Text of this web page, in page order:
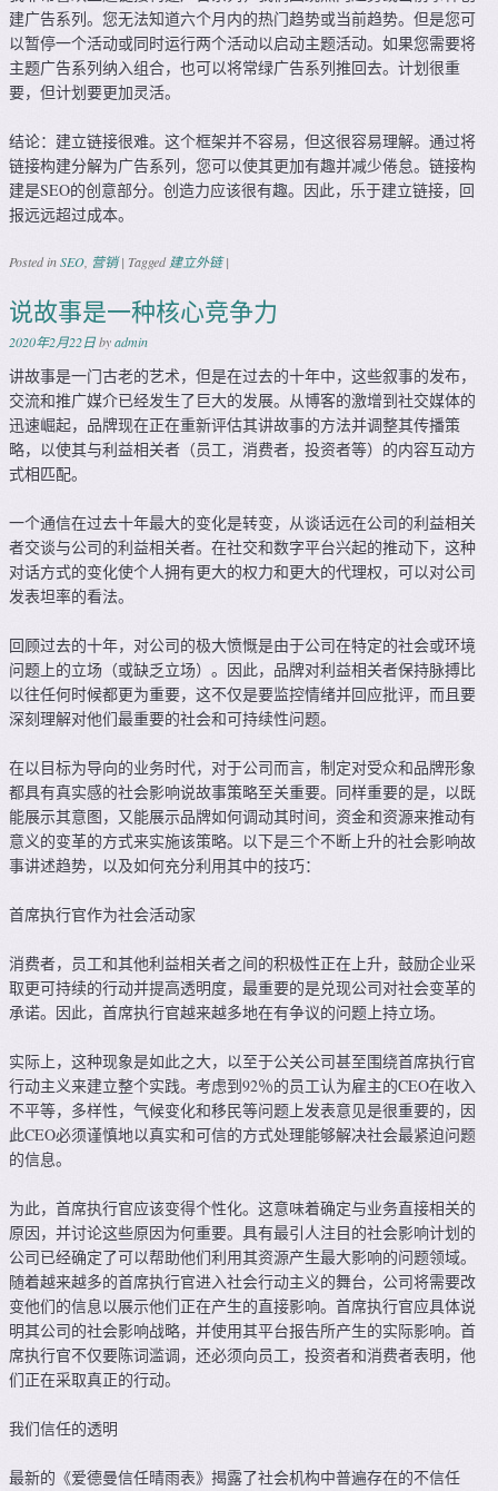
建广告系列。您无法知道六个月内的热门趋势或当前趋势。但是您可
以暂停一个活动或同时运行两个活动以启动主题活动。如果您需要将
主题广告系列纳入组合，也可以将常绿广告系列推回去。计划很重
要，但计划要更加灵活。
结论：建立链接很难。这个框架并不容易，但这很容易理解。通过将
链接构建分解为广告系列，您可以使其更加有趣并减少倦怠。链接构
建是SEO的创意部分。创造力应该很有趣。因此，乐于建立链接，回
报远远超过成本。
Posted inSEO 营销 | Tagged 建立外链 |
说故事是一种核心竞争力
2020年2月22日byadmin
讲故事是一门古老的艺术，但是在过去的十年中，这些叙事的发布，
交流和推广媒介已经发生了巨大的发展。从博客的激增到社交媒体的
迅速崛起，品牌现在正在重新评估其讲故事的方法并调整其传播策
略，以使其与利益相关者（员工，消费者，投资者等）的内容互动方
式相匹配。
一个通信在过去十年最大的变化是转变，从谈话远在公司的利益相关
者交谈与公司的利益相关者。在社交和数字平台兴起的推动下，这种
对话方式的变化使个人拥有更大的权力和更大的代理权，可以对公司
发表坦率的看法。
回顾过去的十年，对公司的极大愤慨是由于公司在特定的社会或环境
问题上的立场（或缺乏立场）。因此，品牌对利益相关者保持脉搏比
以往任何时候都更为重要，这不仅是要监控情绪并回应批评，而且要
深刻理解对他们最重要的社会和可持续性问题。
在以目标为导向的业务时代，对于公司而言，制定对受众和品牌形象
都具有真实感的社会影响说故事策略至关重要。同样重要的是，以既
能展示其意图，又能展示品牌如何调动其时间，资金和资源来推动有
意义的变革的方式来实施该策略。以下是三个不断上升的社会影响故
事讲述趋势，以及如何充分利用其中的技巧：
首席执行官作为社会活动家
消费者，员工和其他利益相关者之间的积极性正在上升，鼓励企业采
取更可持续的行动并提高透明度，最重要的是兑现公司对社会变革的
承诺。因此，首席执行官越来越多地在有争议的问题上持立场。
实际上，这种现象是如此之大，以至于公关公司甚至围绕首席执行官
行动主义来建立整个实践。考虑到92％的员工认为雇主的CEO在收入
不平等，多样性，气候变化和移民等问题上发表意见是很重要的，因
此CEO必须谨慎地以真实和可信的方式处理能够解决社会最紧迫问题
的信息。
为此，首席执行官应该变得个性化。这意味着确定与业务直接相关的
原因，并讨论这些原因为何重要。具有最引人注目的社会影响计划的
公司已经确定了可以帮助他们利用其资源产生最大影响的问题领域。
随着越来越多的首席执行官进入社会行动主义的舞台，公司将需要改
变他们的信息以展示他们正在产生的直接影响。首席执行官应具体说
明其公司的社会影响战略，并使用其平台报告所产生的实际影响。首
席执行官不仅要陈词滥调，还必须向员工，投资者和消费者表明，他
们正在采取真正的行动。
我们信任的透明
最新的《爱德曼信任晴雨表》揭露了社会机构中普遍存在的不信任